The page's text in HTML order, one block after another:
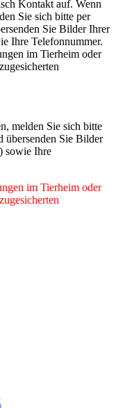
Kontakt auf. Wenn
Sie sich bitte per
Sie Bilder Ihrer
Ihre Telefonnummer.
im Tierheim oder
melden Sie sich bitte
übersenden Sie Bilder
sowie Ihre
im Tierheim oder